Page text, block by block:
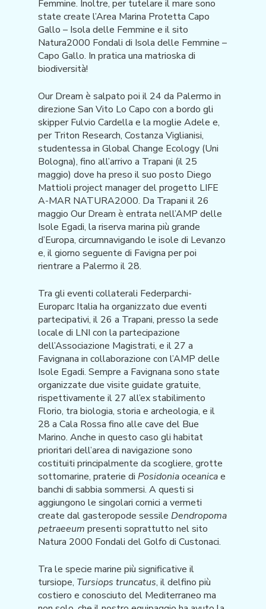
Femmine. Inoltre, per tutelare il mare sono
state create l’Area Marina Protetta Capo
Gallo – Isola delle Femmine e il sito
Natura2000 Fondali di Isola delle Femmine –
Capo Gallo. In pratica una matrioska di
biodiversità!
Our Dream è salpato poi il 24 da Palermo in
direzione San Vito Lo Capo con a bordo gli
skipper Fulvio Cardella e la moglie Adele e,
per Triton Research, Costanza Viglianisi,
studentessa in Global Change Ecology (Uni
Bologna), fino all’arrivo a Trapani (il 25
maggio) dove ha preso il suo posto Diego
Mattioli project manager del progetto LIFE
A-MAR NATURA2000. Da Trapani il 26
maggio Our Dream è entrata nell’AMP delle
Isole Egadi, la riserva marina più grande
d’Europa, circumnavigando le isole di Levanzo
e, il giorno seguente di Favigna per poi
rientrare a Palermo il 28.
Tra gli eventi collaterali Federparchi-
Europarc Italia ha organizzato due eventi
partecipativi, il 26 a Trapani, presso la sede
locale di LNI con la partecipazione
dell’Associazione Magistrati, e il 27 a
Favignana in collaborazione con l’AMP delle
Isole Egadi. Sempre a Favignana sono state
organizzate due visite guidate gratuite,
rispettivamente il 27 all’ex stabilimento
Florio, tra biologia, storia e archeologia, e il
28 a Cala Rossa fino alle cave del Bue
Marino. Anche in questo caso gli habitat
prioritari dell’area di navigazione sono
costituiti principalmente da scogliere, grotte
sottomarine, praterie diPosidonia oceanicae
banchi di sabbia sommersi. A questi si
aggiungono le singolari cornici a vermeti
create dal gasteropode sessileDendropoma
petraeeum presenti soprattutto nel sito
Natura 2000 Fondali del Golfo di Custonaci.
Tra le specie marine più significative il
tursiope, Tursiops truncatus, il delfino più
costiero e conosciuto del Mediterraneo ma